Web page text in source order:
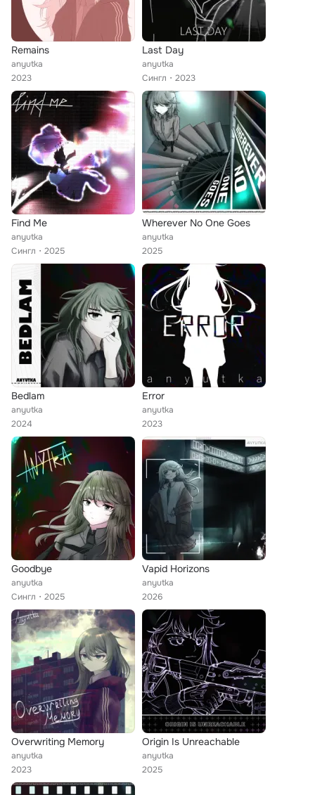
Remains
anyutka
2023
Last Day
anyutka
Сингл
2023
Find Me
anyutka
Сингл
2025
Wherever No One Goes
anyutka
2025
Bedlam
anyutka
2024
Error
anyutka
2023
Goodbye
anyutka
Сингл
2025
Vapid Horizons
anyutka
2026
Overwriting Memory
anyutka
2023
Origin Is Unreachable
anyutka
2025